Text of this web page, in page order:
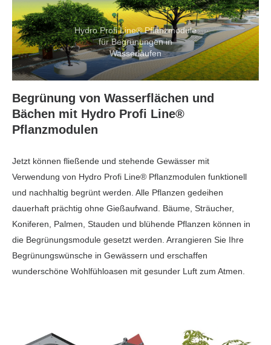
Hydro Profi Line® Pflanzmodule
für Begrünungen in
Wasserläufen
Begrünung von Wasserflächen und
Bächen mit Hydro Profi Line®
Pflanzmodulen
Jetzt können fließende und stehende Gewässer mit
Verwendung von Hydro Profi Line® Pflanzmodulen funktionell
und nachhaltig begrünt werden. Alle Pflanzen gedeihen
dauerhaft prächtig ohne Gießaufwand. Bäume, Sträucher,
Koniferen, Palmen, Stauden und blühende Pflanzen können in
die Begrünungsmodule gesetzt werden. Arrangieren Sie Ihre
Begrünungswünsche in Gewässern und erschaffen
wunderschöne Wohlfühloasen mit gesunder Luft zum Atmen.